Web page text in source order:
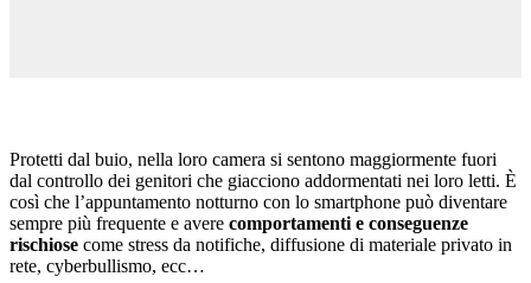
Protetti dal buio, nella loro camera si sentono maggiormente fuori
dal controllo dei genitori che giacciono addormentati nei loro letti. È
così che l’appuntamento notturno con lo smartphone può diventare
sempre più frequente e avere comportamenti e conseguenze
rischiose come stress da notifiche, diffusione di materiale privato in
rete, cyberbullismo, ecc…